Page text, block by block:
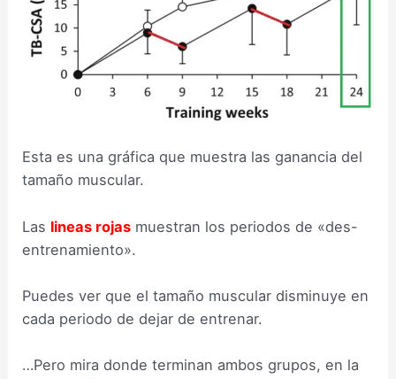
Esta es una gráfica que muestra las ganancia del
tamaño muscular.
Las lineas rojas muestran los periodos de «des-
entrenamiento».
Puedes ver que el tamaño muscular disminuye en
cada periodo de dejar de entrenar.
…Pero mira donde terminan ambos grupos, en la